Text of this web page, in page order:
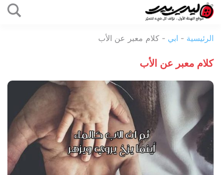
المحتوى
بيرد
الرئيسية - ابي - كلام معبر عن الأب
كلام معبر عن الأب